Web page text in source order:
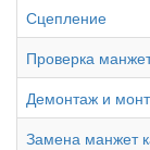
Сцепление
Проверка
Демонтаж и
Замена манжет